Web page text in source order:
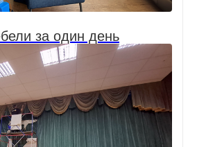
за один день